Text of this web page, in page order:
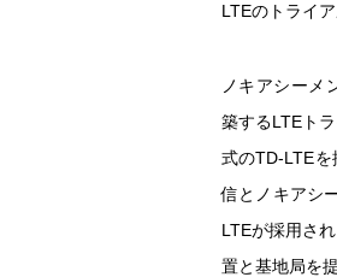
LTEのトライ
ノキアシーメ
築するLTEト
式のTD-LTE
信とノキアシ
LTEが採用さ
置と基地局を